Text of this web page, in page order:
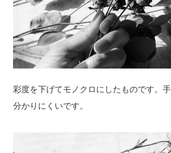
彩度を下げてモノクロにしたものです。
分かりにくいです。